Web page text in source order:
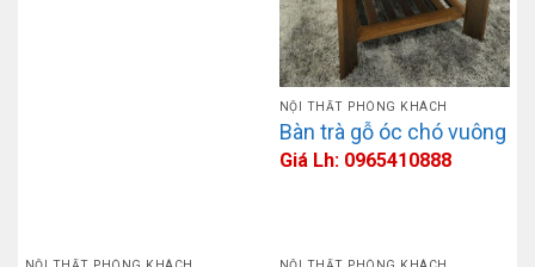
NỘI THẤT PHÒNG KHÁCH
Bàn trà gỗ óc chó vuông
Giá Lh: 0965410888